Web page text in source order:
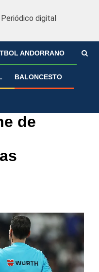
ANDORRANO
BALONCESTO
de